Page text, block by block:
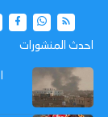
احدث المنشورات